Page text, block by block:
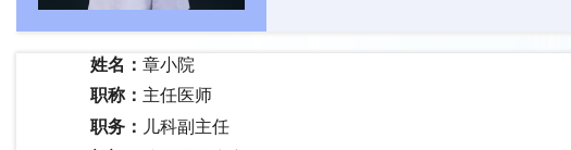
姓名：章小院
职称： 主任医师
职务： 儿科副主任